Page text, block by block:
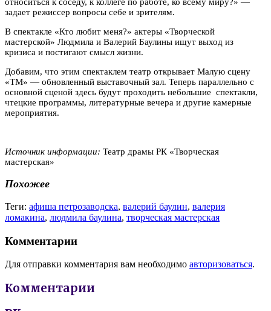
задает режиссер вопросы себе и зрителям.
В спектакле «Кто любит меня?» актеры «Творческой
мастерской» Людмила и Валерий Баулины ищут выход из
кризиса и постигают смысл жизни.
Добавим, что этим спектаклем театр открывает Малую сцену
«ТМ» — обновленный выставочный зал. Теперь параллельно с
основной сценой здесь будут проходить небольшие спектакли,
чтецкие программы, литературные вечера и другие камерные
мероприятия.
Источник информации: Театр драмы РК «Творческая
мастерская»
Похожее
Теги: афиша петрозаводска, валерий баулин, валерия
ломакина, людмила баулина, творческая мастерская
Комментарии
Для отправки комментария вам необходимо авторизоваться.
Комментарии